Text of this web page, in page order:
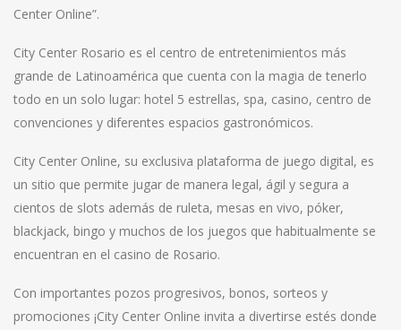
Center Online”.
City Center Rosario es el centro de entretenimientos más
grande de Latinoamérica que cuenta con la magia de tenerlo
todo en un solo lugar: hotel 5 estrellas, spa, casino, centro de
convenciones y diferentes espacios gastronómicos.
City Center Online, su exclusiva plataforma de juego digital, es
un sitio que permite jugar de manera legal, ágil y segura a
cientos de slots además de ruleta, mesas en vivo, póker,
blackjack, bingo y muchos de los juegos que habitualmente se
encuentran en el casino de Rosario.
Con importantes pozos progresivos, bonos, sorteos y
promociones ¡City Center Online invita a divertirse estés donde